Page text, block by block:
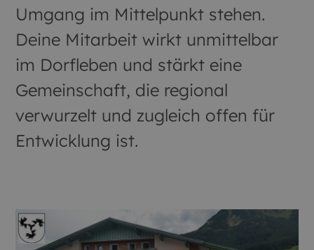
Umgang im Mittelpunkt stehen.
Deine Mitarbeit wirkt unmittelbar
im Dorfleben und stärkt eine
Gemeinschaft, die regional
verwurzelt und zugleich offen für
Entwicklung ist.